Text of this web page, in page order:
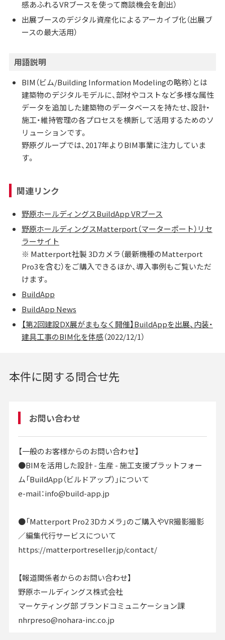
感あふれるVRブースを使って商談機会を創出）
出展ブースのデジタル資産化によるアーカイブ化（出展ブ
ースの最大活用）
用語説明
BIM（ビム/Building Information Modelingの略称）とは
建築物のデジタルモデルに、部材やコストなど多様な属性
データを追加した建築物のデータベースを持たせ、設計・
施工・維持管理の各プロセスを横断して活用するためのソ
リューションです。
野原グループでは、2017年よりBIM事業に注力していま
す。
関連リンク
野原ホールディングスBuildApp VRブース
野原ホールディングスMatterport（マーターポート）リセ
ラーサイト
※ Matterport社製 3Dカメラ（最新機種のMatterport
Pro3を含む）をご購入できるほか、導入事例もご覧いただ
けます。
BuildApp
BuildApp News
【第2回建設DX展がまもなく開催】BuildAppを出展、内装・
建具工事のBIM化を体感（2022/12/1）
本件に関する問合せ先
お問い合わせ
【一般のお客様からのお問い合わせ】
●BIMを活用した設計 - 生産 - 施工支援プラットフォー
ム「BuildApp（ビルドアップ）」について
e-mail：info@build-app.jp
●「Matterport Pro2 3Dカメラ」のご購入やVR撮影撮影
／編集代行サービスについて
https://matterportreseller.jp/contact/
【報道関係者からのお問い合わせ】
野原ホールディングス株式会社
マーケティング部 ブランドコミュニケーション課
nhrpreso@nohara-inc.co.jp